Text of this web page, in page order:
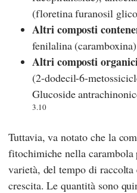
(floretina furanosil
Altri composti
fenilalina (caramboxina)
Altri composti
(2-dodecil-6-
Glucoside
3.10
Tuttavia, va notato che la
fitochimiche nella carambola
varietà, del tempo di
crescita. Le quantità sono